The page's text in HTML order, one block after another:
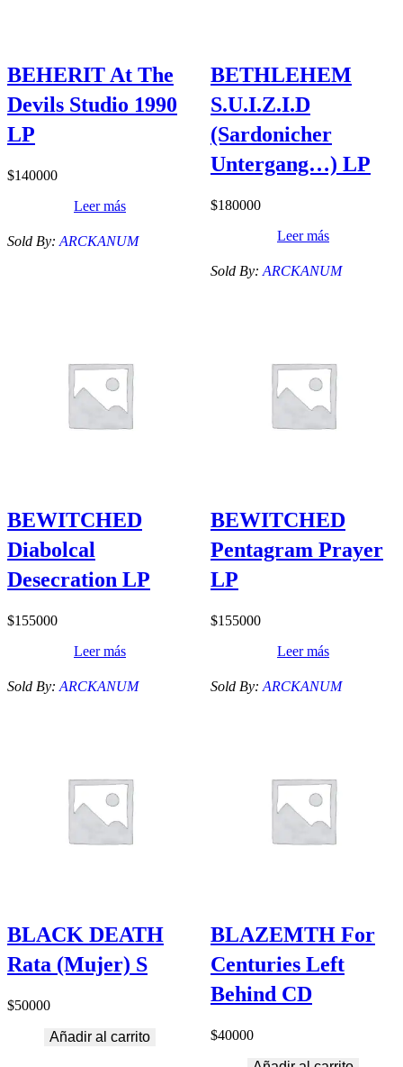
BEHERIT At The
Devils Studio 1990
LP
$140000
Leer más
Sold By: ARCKANUM
BETHLEHEM
S.U.I.Z.I.D
(Sardonicher
Untergang…) LP
$180000
Leer más
Sold By: ARCKANUM
BEWITCHED
Diabolcal
Desecration LP
$155000
Leer más
Sold By: ARCKANUM
BEWITCHED
Pentagram Prayer
LP
$155000
Leer más
Sold By: ARCKANUM
BLACK DEATH
Rata (Mujer) S
$50000
Añadir al carrito
BLAZEMTH For
Centuries Left
Behind CD
$40000